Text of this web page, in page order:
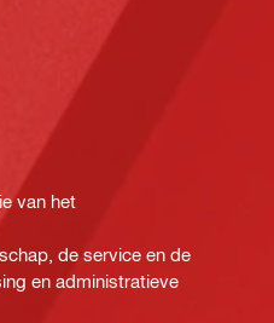
van het
de service en de
en administratieve